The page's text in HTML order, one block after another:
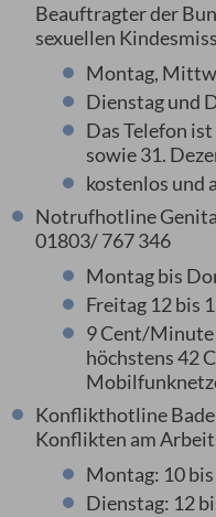
Beauftragter der
sexuellen
Montag,
Dienstag und
Das Telefon
sowie 31.
kostenlos und
Notrufhotline
01803/ 767 346
Montag bis
Freitag 12 bis
9 Cent/Minute
höchstens 42
Konflikthotline
Konflikten am
Montag: 10
Dienstag: 12